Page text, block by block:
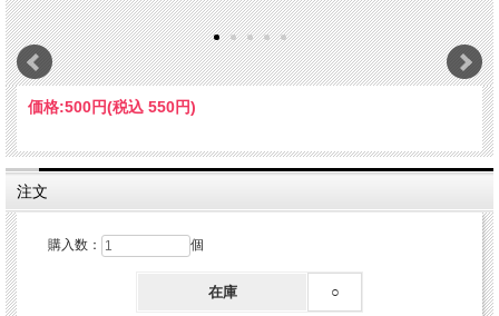
価格:500円(税込 550円)
注文
購入数： 個
在庫 ○